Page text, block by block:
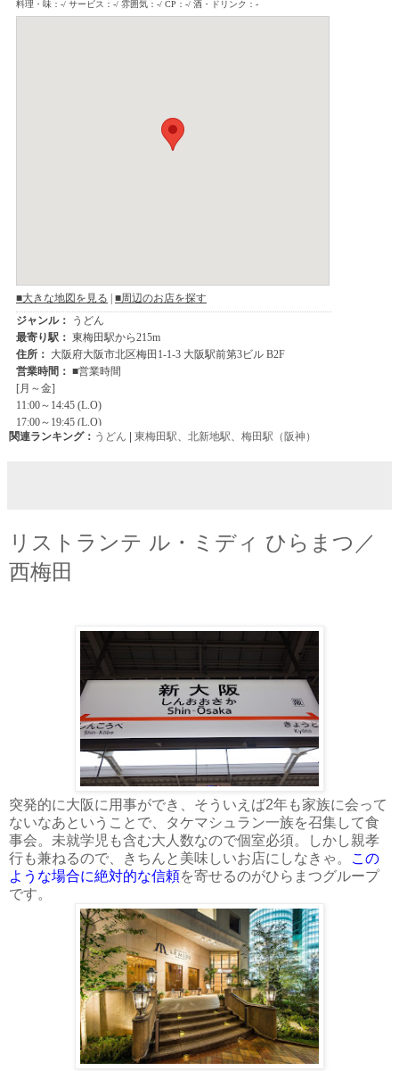
関連ランキング： うどん 東梅田駅、 北新地駅、 梅田駅（阪神）
リストランテ ル・ミディ ひらまつ／
西梅田
突発的に大阪に用事ができ、そういえば2年も家族に会って
ないなあということで、タケマシュラン一族を召集して食
事会。未就学児も含む大人数なので個室必須。しかし親孝
行も兼ねるので、きちんと美味しいお店にしなきゃ。
この
ような場合に絶対的な信頼を寄せるのがひらまつグループ
です。